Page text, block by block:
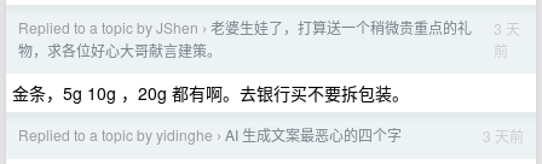
Replied to a topic by JShen › 老婆生娃了，打算送一个稍微贵重点的礼
物，求各位好心大哥献言建策。
3 天
前
金条，5g 10g ，20g 都有啊。去银行买不要拆包装。
Replied to a topic by yidinghe › AI 生成文案最恶心的四个字 3 天前